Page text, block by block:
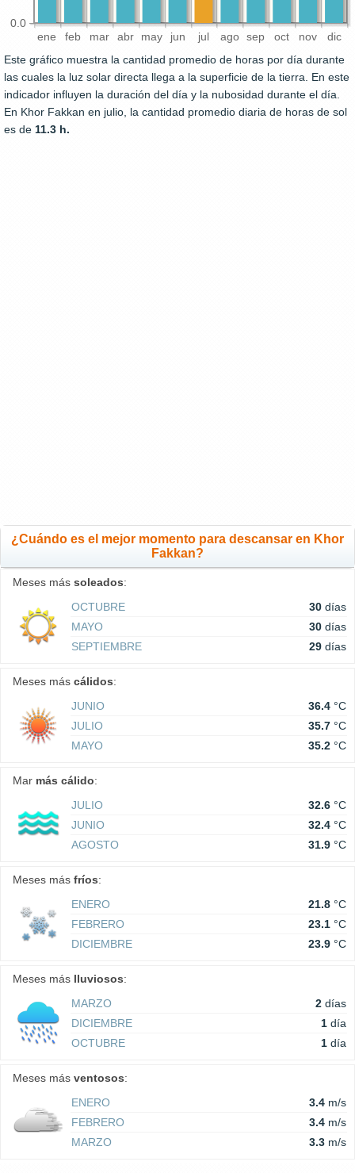
ene feb mar abr may jun jul ago sep oct nov dic
0.0
Este gráfico muestra la cantidad promedio de horas por día durante
las cuales la luz solar directa llega a la superficie de la tierra. En este
indicador influyen la duración del día y la nubosidad durante el día.
En Khor Fakkan en julio, la cantidad promedio diaria de horas de sol
es de 11.3 h.
¿Cuándo es el mejor momento para descansar en Khor
Fakkan?
Meses más soleados:
OCTUBRE
30 días
MAYO
30 días
SEPTIEMBRE
29 días
Meses más cálidos:
JUNIO
36.4 °C
JULIO
35.7 °C
MAYO
35.2 °C
Mar más cálido:
JULIO
32.6 °C
JUNIO
32.4 °C
AGOSTO
31.9 °C
Meses más fríos:
ENERO
21.8 °C
FEBRERO
23.1 °C
DICIEMBRE
23.9 °C
Meses más lluviosos:
MARZO
2 días
DICIEMBRE
1 día
OCTUBRE
1 día
Meses más ventosos:
ENERO
3.4 m/s
FEBRERO
3.4 m/s
MARZO
3.3 m/s